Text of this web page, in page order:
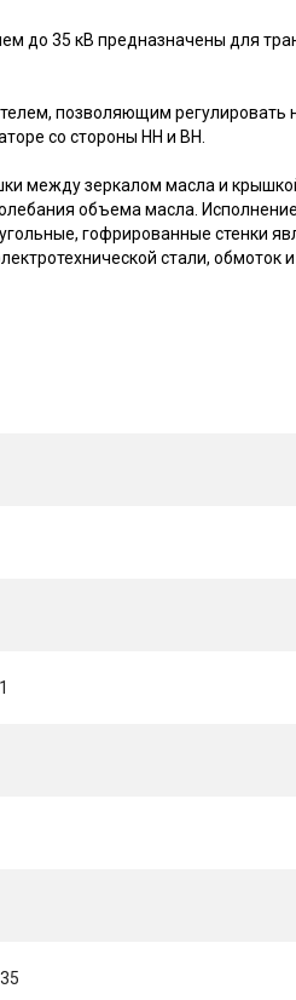
35 кВ предназначены для
позволяющим регулировать
со стороны НН и ВН.
между зеркалом масла и
объема масла.
гофрированные стенки
стали, обмоток